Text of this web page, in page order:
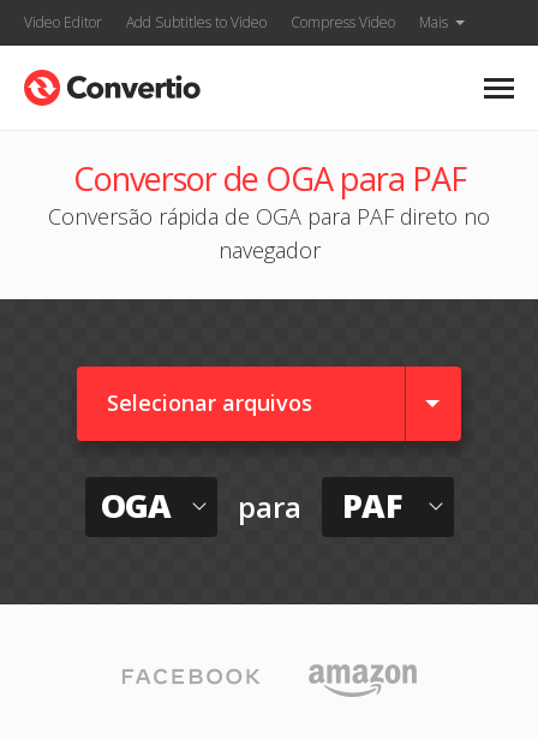
Video Editor Add Subtitles to Video Compress Video Mais
Conversor de OGA para PAF
Conversão rápida de OGA para PAF direto no
navegador
Selecionar arquivos
OGA para PAF